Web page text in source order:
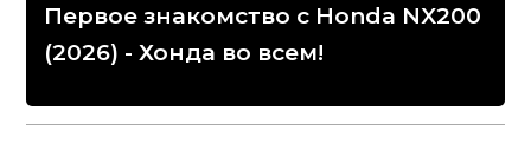
Первое знакомство с Honda NX200
(2026) - Хонда во всем!